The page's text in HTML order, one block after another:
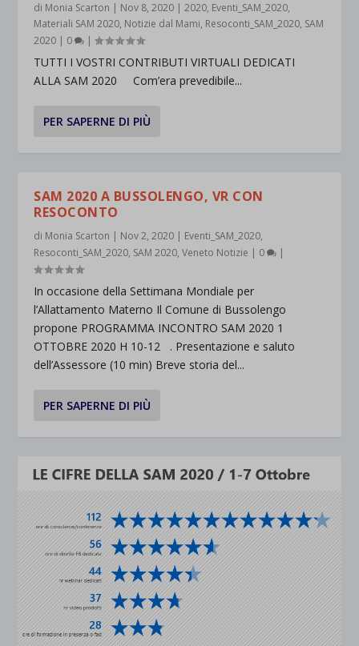
di Monia Scarton | Nov 8, 2020 |2020, Eventi_SAM_2020,
Materiali SAM 2020, Notizie dal Mami, Resoconti_SAM_2020, SAM
2020 | 0 |
TUTTI I VOSTRI CONTRIBUTI VIRTUALI DEDICATI
ALLA SAM 2020 Com’era prevedibile...
PER SAPERNE DI PIÙ
SAM 2020 A BUSSOLENGO, VR CON
RESOCONTO
di Monia Scarton | Nov 2, 2020 | Eventi_SAM_2020,
Resoconti_SAM_2020, SAM 2020,Veneto Notizie | 0 |
In occasione della Settimana Mondiale per
l’Allattamento Materno Il Comune di Bussolengo
propone PROGRAMMA INCONTRO SAM 2020 1
OTTOBRE 2020 H 10-12 . Presentazione e saluto
dell’Assessore (10 min) Breve storia del...
PER SAPERNE DI PIÙ